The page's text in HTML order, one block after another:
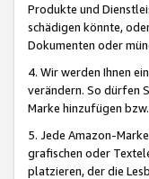
Produkte und
schädigen könnte,
Dokumenten oder
4. Wir werden Ihnen
verändern. So dürfen
Marke hinzufügen
5. Jede Amazon-
grafischen oder
platzieren, der die